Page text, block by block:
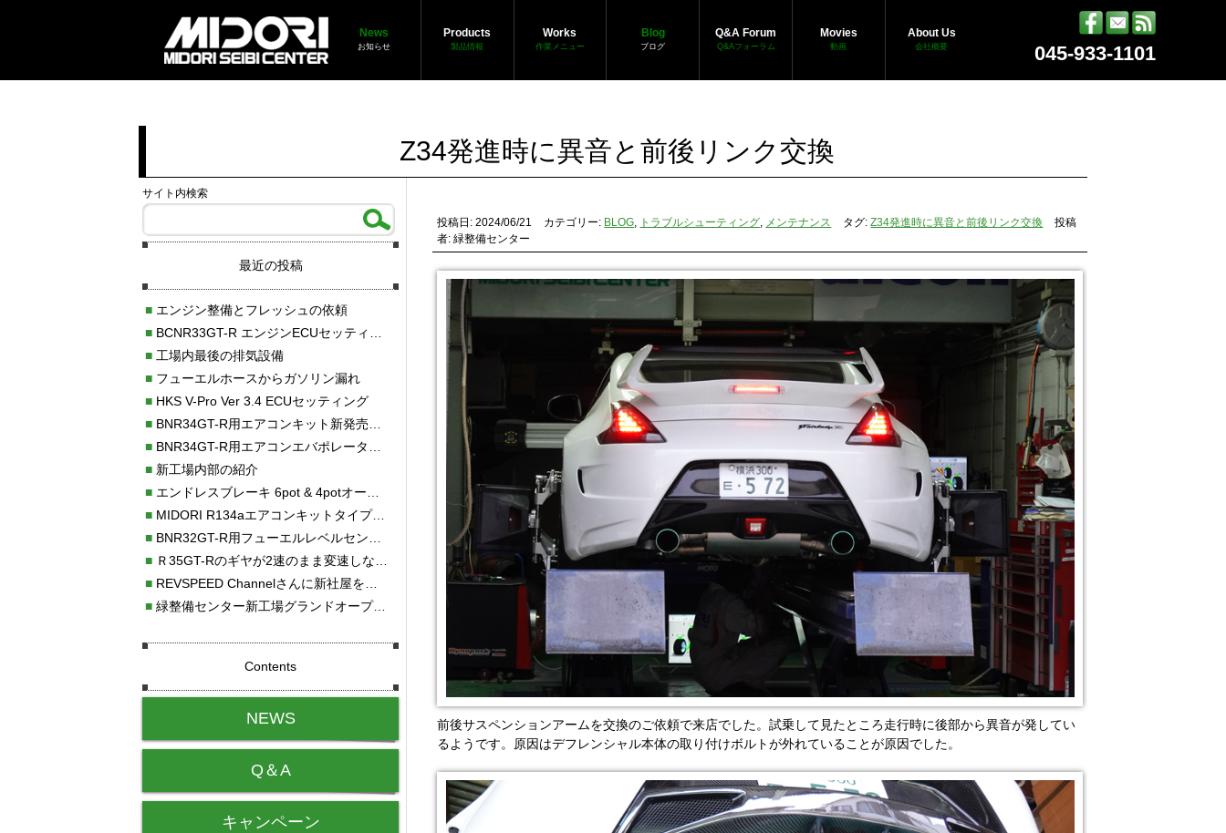
News
お知らせ
Products
製品情報
Works
作業メニュー
Blog
ブログ
Q&A Forum
Q&Aフォーラム
Movies
動画
About Us
会社概要 045-933-1101
Z34発進時に異音と前後リンク交換
投稿日: 2024/06/21 カテゴリー: BLOG, トラブルシューティング, メンテナンス タグ:Z34発進時に異音と前後リンク交換
投稿
者: 緑整備センター
前後サスペンションアームを交換のご依頼で来店でした。試乗して見たところ走行時に後部から異音が発してい
るようです。原因はデフレンシャル本体の取り付けボルトが外れていることが原因でした。
サイト内検索
最近の投稿
■エンジン整備とフレッシュの依頼
■BCNR33GT-R エンジンECUセッティング調整
■工場内最後の排気設備
■フューエルホースからガソリン漏れ
■HKS V-Pro Ver 3.4 ECUセッティング
■BNR34GT-R用エアコンキット新発売！！
■BNR34GT-R用エアコンエバポレーターを新発売！！
■新工場内部の紹介
■エンドレスブレーキ 6pot & 4potオーバーホール
■MIDORI R134aエアコンキットタイプⅡ取り付け
■BNR32GT-R用フューエルレベルセンサー新発売！！
■Ｒ35GT-Rのギヤが2速のまま変速しない！！
■REVSPEED Channelさんに新社屋を紹介していただきました!!
■緑整備センター新工場グランドオープン・続報
Contents
NEWS
Q＆A
キャンペーン